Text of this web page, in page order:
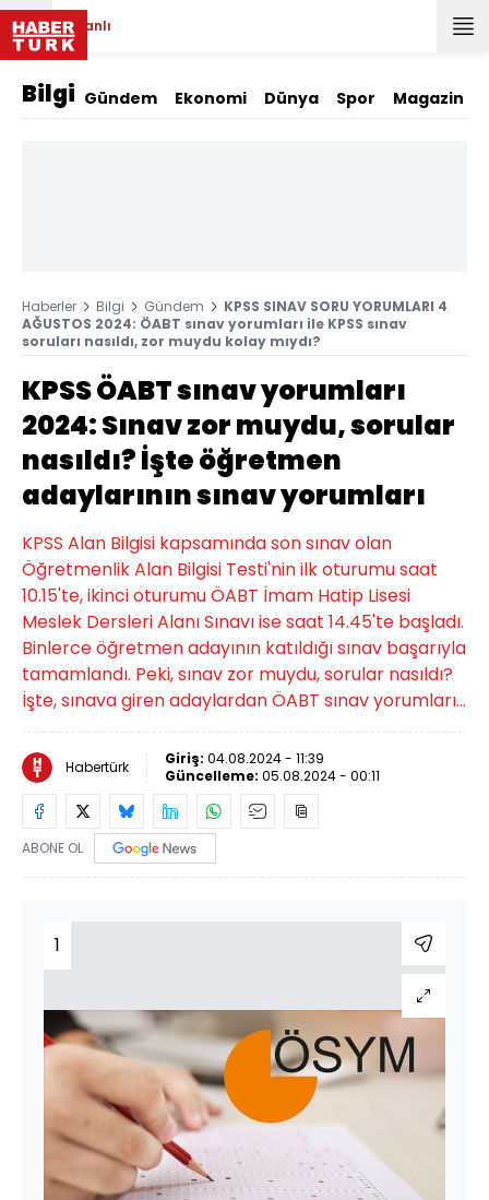
Canlı
Bilgi Gündem Ekonomi Dünya Spor Magazin
Haberler Bilgi Gündem
KPSS SINAV SORU YORUMLARI 4
AĞUSTOS 2024: ÖABT sınav yorumları ile KPSS sınav
soruları nasıldı, zor muydu kolay mıydı?
KPSS ÖABT sınav yorumları
2024: Sınav zor muydu, sorular
nasıldı? İşte öğretmen
adaylarının sınav yorumları
KPSS Alan Bilgisi kapsamında son sınav olan
Öğretmenlik Alan Bilgisi Testi'nin ilk oturumu saat
10.15'te, ikinci oturumu ÖABT İmam Hatip Lisesi
Meslek Dersleri Alanı Sınavı ise saat 14.45'te başladı.
Binlerce öğretmen adayının katıldığı sınav başarıyla
tamamlandı. Peki, sınav zor muydu, sorular nasıldı?
İşte, sınava giren adaylardan ÖABT sınav yorumları...
Habertürk Giriş: 04.08.2024 - 11:39
Güncelleme: 05.08.2024 - 00:11
ABONE OL
1